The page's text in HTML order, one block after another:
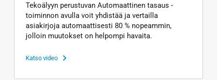
Tekoälyyn perustuvan Automaattinen tasaus -
toiminnon avulla voit yhdistää ja vertailla
asiakirjoja automaattisesti 80 % nopeammin,
jolloin muutokset on helpompi havaita.
Katso video